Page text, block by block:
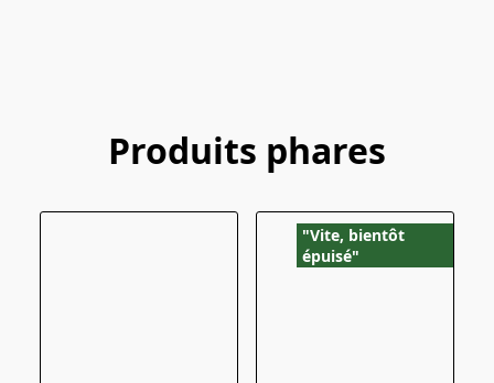
Produits phares
"Vite, bientôt
épuisé"